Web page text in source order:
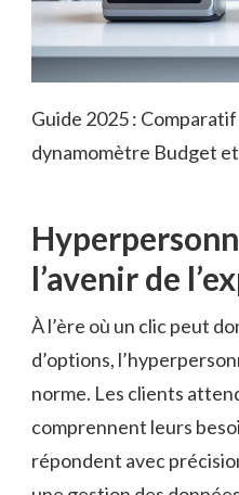
Guide 2025 :
dynamomètre Budget
l’avenir de
À l’ère où un clic peut
d’options,
norme. Les clients
comprennent leurs
répondent avec